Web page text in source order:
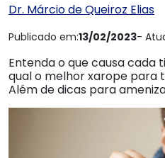
Dr. Márcio de Queiroz Elias
Publicado em:13/02/2023-
Entenda o que causa cada
qual o melhor xarope para
Além de dicas para